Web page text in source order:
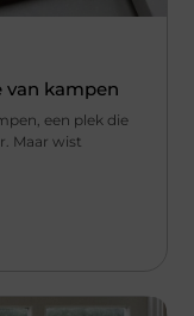
van kampen
een plek die
Maar wist